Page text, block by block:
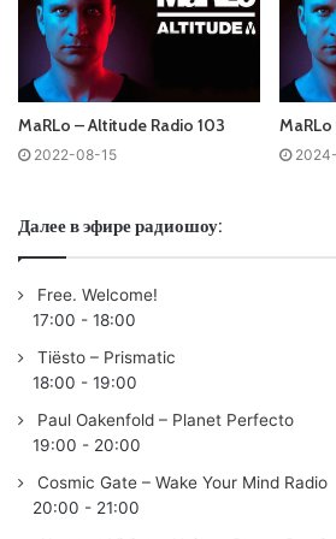
No playlist
TRACKLISTING
01. Tensteps & Yang – Dark Love
Recordings/
02. Dimitri Vegas & Like Mike, Will
Generator (Extended Mix) /Smash
Recordings/
04.MatricK– Freak (Extended Mix) /
05.Andrew Rayel
06.MaRLo– Enough Echo (Extended
Altitude/
07. Olly James & Trey Pearce – God
Mix) /Revealed Recordings/
08. Drifter5 – The Beginning
Smash/
09. Mark Sherry – What Happens
MaRLo – Altitude Radio 103
2022-08-15
Далее в эфире радиошоу:
Free. Welcome!
17:00 - 18:00
Tiësto – Prismatic
18:00 - 19:00
Paul Oakenfold – Planet Perfecto
19:00 - 20:00
Cosmic Gate – Wake Your Mind Radio
20:00 - 21:00